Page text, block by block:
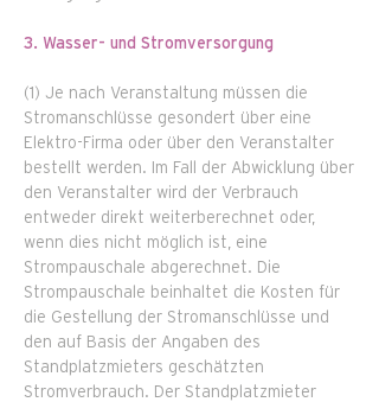
3. Wasser- und Stromversorgung
(1) Je nach Veranstaltung müssen die
Stromanschlüsse gesondert über eine
Elektro-Firma oder über den Veranstalter
bestellt werden. Im Fall der Abwicklung über
den Veranstalter wird der Verbrauch
entweder direkt weiterberechnet oder,
wenn dies nicht möglich ist, eine
Strompauschale abgerechnet. Die
Strompauschale beinhaltet die Kosten für
die Gestellung der Stromanschlüsse und
den auf Basis der Angaben des
Standplatzmieters geschätzten
Stromverbrauch. Der Standplatzmieter